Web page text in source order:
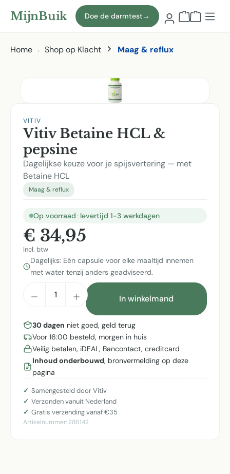
Naar hoofdinhoud
MijnBuik Doe de darmtest→
Home Shop op Klacht Maag & reflux
VITIV
Vitiv Betaine HCL &
pepsine
Dagelijkse keuze voor je spijsvertering — met
Betaine HCL
Maag & reflux
Op voorraad · levertijd 1-3 werkdagen
€ 34,95
Incl. btw
Dagelijks: Eén capsule voor elke maaltijd innemen
met water tenzij anders geadviseerd.
Producthoeveelheid: Voer de
In winkelmand
30 dagen niet goed, geld terug
Voor 16:00 besteld, morgen in huis
Veilig betalen, iDEAL, Bancontact, creditcard
Inhoud onderbouwd, bronvermelding op deze
pagina
Samengesteld door Vitiv
Verzonden vanuit Nederland
Gratis verzending vanaf €35
Artikelnummer: 286142